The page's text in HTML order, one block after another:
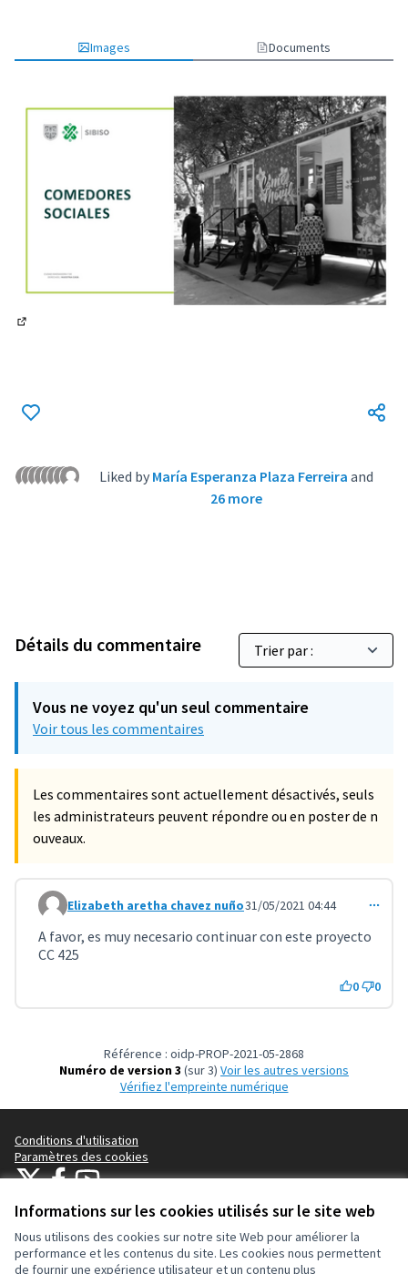
Informations sur les cookies utilisés sur le site web
Nous utilisons des cookies sur notre site Web pour améliorer la
performance et les contenus du site. Les cookies nous permettent
de fournir une expérience utilisateur et un contenu plus
Images Documents
Liked by María Esperanza Plaza Ferreira and
26 more
Détails du commentaire
Vous ne voyez qu'un seul commentaire
Voir tous les commentaires
Les commentaires sont actuellement désactivés, seuls
les administrateurs peuvent répondre ou en poster de n
ouveaux.
Commentaire 2518
Elizabeth aretha chavez nuño31/05/2021 04:44
A favor, es muy necesario continuar con este proyecto
CC 425
0 0
Référence : oidp-PROP-2021-05-2868
Numéro de version 3 (sur 3)
voir les autres versions
Vérifiez l'empreinte numérique
Conditions d'utilisation
Paramètres des cookies
OIDP sur X
(Lien externe)
OIDP sur Facebook
(Lien externe)
OIDP sur YouTube
(Lien externe)
Français
Choose languageChoisir la langueElegir el idioma